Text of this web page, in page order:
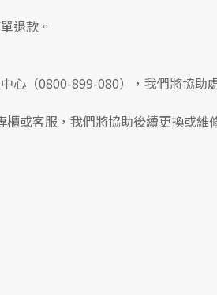
退款。
心 （0800-899-080），我們將協助
櫃或客服，我們將協助後續更換或維